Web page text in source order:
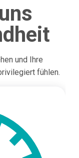
und Ihre
fühlen.